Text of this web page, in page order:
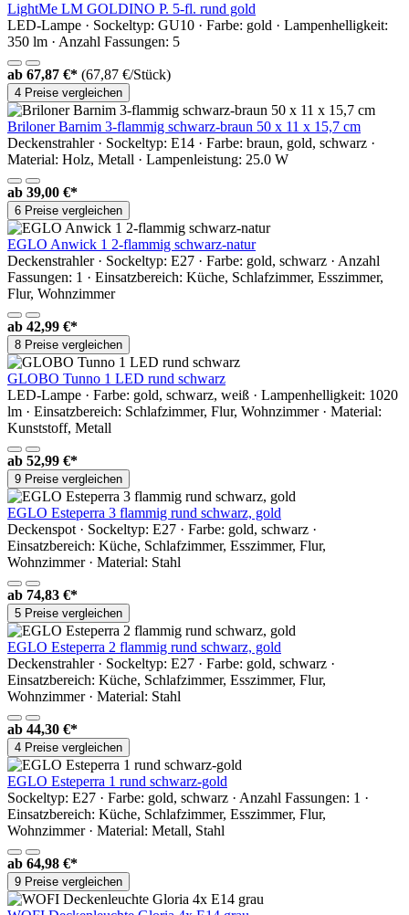
LightMe LM GOLDINO P. 5-fl. rund gold
LED-Lampe · Sockeltyp: GU10 · Farbe: gold · Lampenhelligkeit:
350 lm · Anzahl Fassungen: 5
ab 67,87 €* (67,87 €/Stück)
4 Preise vergleichen
Briloner Barnim 3-flammig schwarz-braun 50 x 11 x 15,7 cm
Deckenstrahler · Sockeltyp: E14 · Farbe: braun, gold, schwarz ·
Material: Holz, Metall · Lampenleistung: 25.0 W
ab 39,00 €*
6 Preise vergleichen
EGLO Anwick 1 2-flammig schwarz-natur
Deckenstrahler · Sockeltyp: E27 · Farbe: gold, schwarz · Anzahl
Fassungen: 1 · Einsatzbereich: Küche, Schlafzimmer, Esszimmer,
Flur, Wohnzimmer
ab 42,99 €*
8 Preise vergleichen
GLOBO Tunno 1 LED rund schwarz
LED-Lampe · Farbe: gold, schwarz, weiß · Lampenhelligkeit: 1020
lm · Einsatzbereich: Schlafzimmer, Flur, Wohnzimmer · Material:
Kunststoff, Metall
ab 52,99 €*
9 Preise vergleichen
EGLO Esteperra 3 flammig rund schwarz, gold
Deckenspot · Sockeltyp: E27 · Farbe: gold, schwarz ·
Einsatzbereich: Küche, Schlafzimmer, Esszimmer, Flur,
Wohnzimmer · Material: Stahl
ab 74,83 €*
5 Preise vergleichen
EGLO Esteperra 2 flammig rund schwarz, gold
Deckenstrahler · Sockeltyp: E27 · Farbe: gold, schwarz ·
Einsatzbereich: Küche, Schlafzimmer, Esszimmer, Flur,
Wohnzimmer · Material: Stahl
ab 44,30 €*
4 Preise vergleichen
EGLO Esteperra 1 rund schwarz-gold
Sockeltyp: E27 · Farbe: gold, schwarz · Anzahl Fassungen: 1 ·
Einsatzbereich: Küche, Schlafzimmer, Esszimmer, Flur,
Wohnzimmer · Material: Metall, Stahl
ab 64,98 €*
9 Preise vergleichen